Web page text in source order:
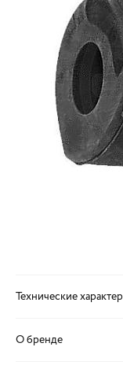
Технические
О бренде